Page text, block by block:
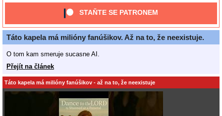
STAŇTE SE PATRONEM
Táto kapela má milióny fanúšikov. Až na to, že neexistuje.
O tom kam smeruje sucasne AI.
Přejít na článek
Táto kapela má milióny fanúšikov - až na to, že neexistuje